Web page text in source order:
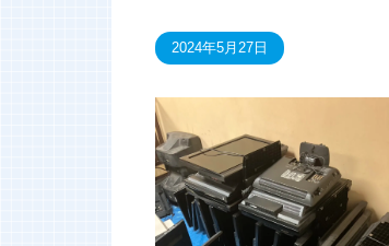
2024年5月27日